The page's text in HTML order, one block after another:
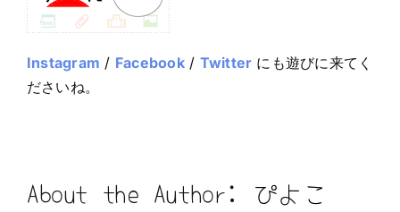
Instagram / Facebook/ Twitter にも遊びに来てく
ださいね。
About the Author: ぴよこ